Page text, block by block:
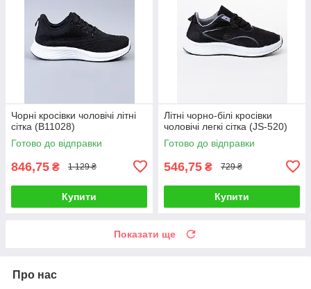
Чорні кросівки чоловічі літні
сітка (B11028)
Готово до відправки
846,75 ₴ 1 129 ₴
Купити
Літні чорно-білі кросівки
чоловічі легкі сітка (JS-520)
Готово до відправки
546,75 ₴ 729 ₴
Купити
Показати ще
Про нас